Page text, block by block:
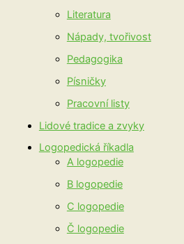
Literatura
Nápady, tvořivost
Pedagogika
Písničky
Pracovní listy
Lidové tradice a zvyky
Logopedická říkadla
A logopedie
B logopedie
C logopedie
Č logopedie